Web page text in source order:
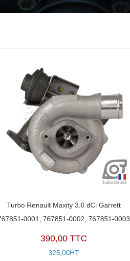
Turbo Renault Maxity 3.0 dCi Garrett
0001, 767851-0002, 767851-0003
390,00 TTC
325,00HT